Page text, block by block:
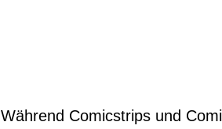
Während Comicstrips und